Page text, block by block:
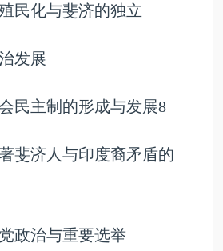
化与斐济的独立
发展
主制的形成与发展8
济人与印度裔矛盾的
治与重要选举